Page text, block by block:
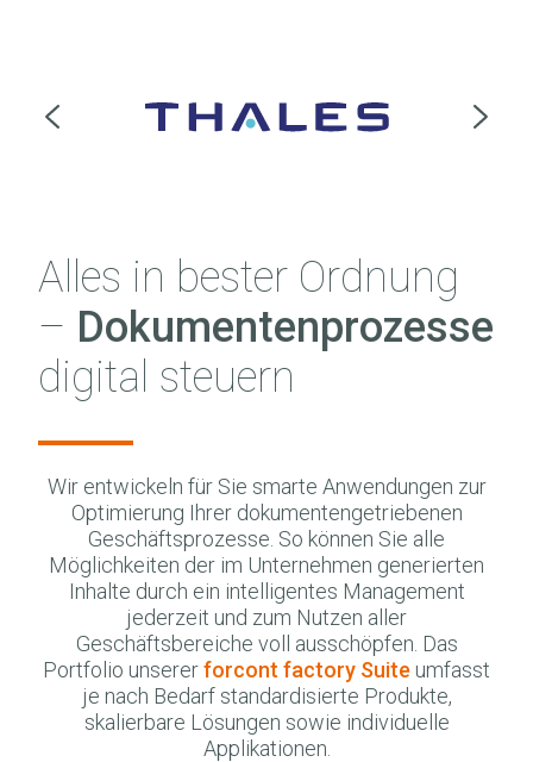
Alles in bester Ordnung
– Dokumentenprozesse
digital steuern
Wir entwickeln für Sie smarte Anwendungen zur
Optimierung Ihrer dokumentengetriebenen
Geschäftsprozesse. So können Sie alle
Möglichkeiten der im Unternehmen generierten
Inhalte durch ein intelligentes Management
jederzeit und zum Nutzen aller
Geschäftsbereiche voll ausschöpfen. Das
Portfolio unsererforcont factory Suite umfasst
je nach Bedarf standardisierte Produkte,
skalierbare Lösungen sowie individuelle
Applikationen.